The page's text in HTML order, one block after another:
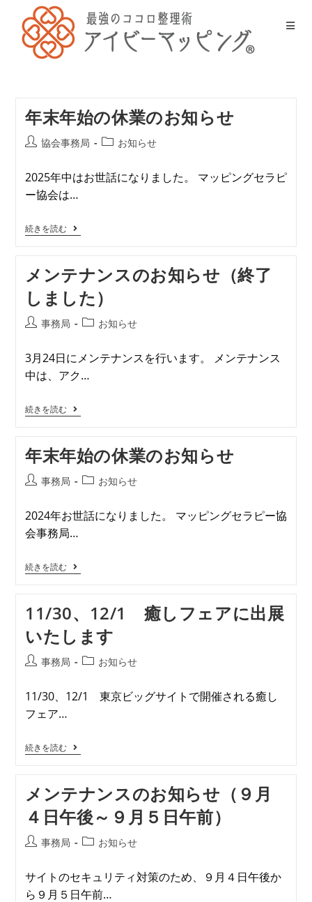
年末年始の休業のお知らせ
協会事務局 お知らせ
2025年中はお世話になりました。 マッピングセラピ
ー協会は…
続きを読む
メンテナンスのお知らせ（終了
しました）
事務局 お知らせ
3月24日にメンテナンスを行います。 メンテナンス
中は、アク…
続きを読む
年末年始の休業のお知らせ
事務局 お知らせ
2024年お世話になりました。 マッピングセラピー協
会事務局…
続きを読む
11/30、12/1 癒しフェアに出展
いたします
事務局 お知らせ
11/30、12/1 東京ビッグサイトで開催される癒し
フェア…
続きを読む
メンテナンスのお知らせ（９月
４日午後～９月５日午前）
事務局 お知らせ
サイトのセキュリティ対策のため、９月４日午後か
ら９月５日午前…